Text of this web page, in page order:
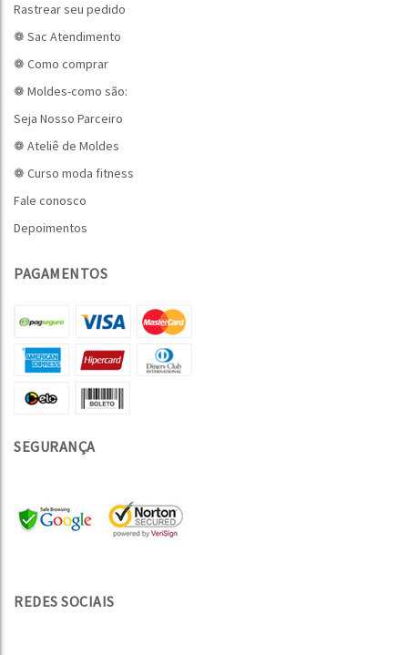
Rastrear seu pedido
❁ Sac Atendimento
❁ Como comprar
❁ Moldes-como são:
Seja Nosso Parceiro
❁ Ateliê de Moldes
❁ Curso moda fitness
Fale conosco
Depoimentos
PAGAMENTOS
SEGURANÇA
REDES SOCIAIS